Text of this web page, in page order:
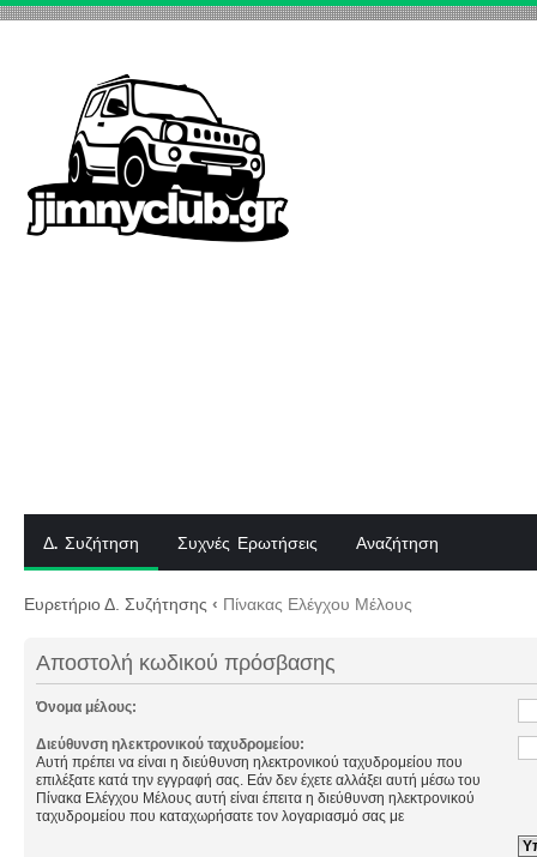
Δ. Συζήτηση Συχνές Ερωτήσεις Αναζήτηση
Ευρετήριο Δ. Συζήτησης ‹ Πίνακας Ελέγχου Μέλους
Αποστολή κωδικού πρόσβασης
Όνομα μέλους:
Διεύθυνση ηλεκτρονικού ταχυδρομείου:
Αυτή πρέπει να είναι η διεύθυνση ηλεκτρονικού ταχυδρομείου που
επιλέξατε κατά την εγγραφή σας. Εάν δεν έχετε αλλάξει αυτή μέσω του
Πίνακα Ελέγχου Μέλους αυτή είναι έπειτα η διεύθυνση ηλεκτρονικού
ταχυδρομείου που καταχωρήσατε τον λογαριασμό σας με